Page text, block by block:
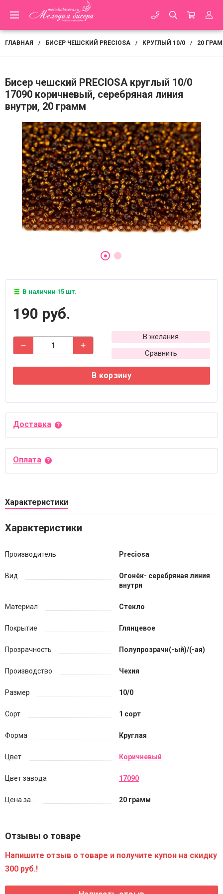
ГЛАВНАЯ / БИСЕР ЧЕШСКИЙ PRECIOSA / КРУГЛЫЙ 10/0 / 20
Бисер чешский PRECIOSA круглый 10/0
17090 коричневый, серебряная линия
внутри, 20 грамм
В наличии 15 шт.
190 руб.
В желания
Сравнить
В корзину
Доставка
Оплата
Характеристики
Характеристики
Производитель Preciosa
Вид
Огонёк- серебряная линия
внутри
Материал Стекло
Покрытие Глянцевое
Прозрачность Полупрозрачн(-ый)/(-ая)
Производство Чехия
Размер 10/0
Сорт 1 сорт
Форма Круглая
Цвет Коричневый
Цвет завода 17090
Цена за... 20 грамм
Отзывы о товаре
Напишите отзыв о товаре и получите купон на скидку
300 руб.!